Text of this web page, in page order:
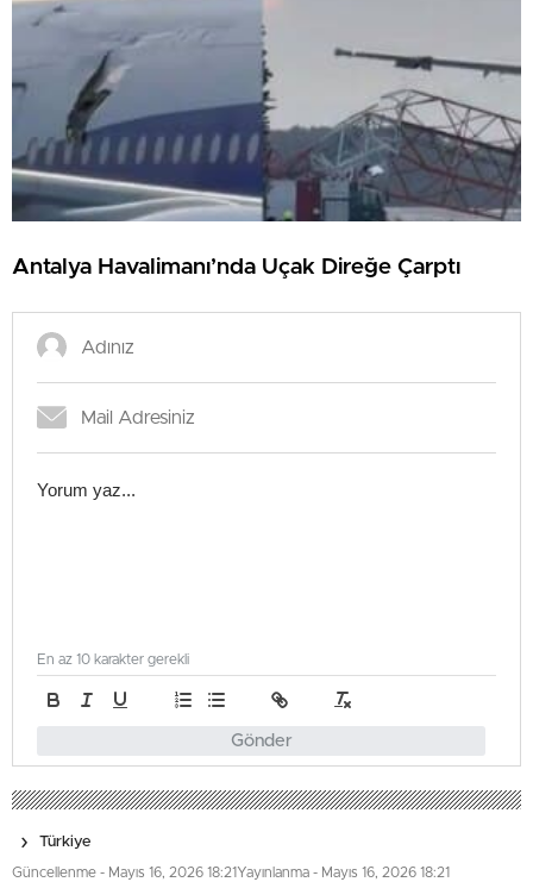
Antalya Havalimanı’nda Uçak Direğe Çarptı
Gönder
En az 10 karakter gerekli
Türkiye
Güncellenme - Mayıs 16, 2026 18:21Yayınlanma - Mayıs 16, 2026 18:21